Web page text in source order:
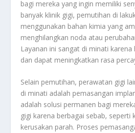
bagi mereka yang ingin memiliki
banyak klinik gigi, pemutihan di
menggunakan bahan kimia yang
menghilangkan noda atau
Layanan ini sangat di minati
dan dapat meningkatkan rasa
Selain pemutihan, perawatan gigi
di minati adalah pemasangan
adalah solusi permanen bagi
gigi karena berbagai sebab, seperti
kerusakan parah. Proses